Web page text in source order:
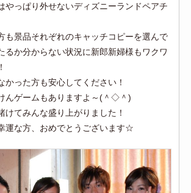
やっぱり外せないディズニーランドペアチ
も景品それぞれのキャッチコピーを選んで
るか分からない状況に新郎新婦様もワクワ
かった方も安心してください！
んゲームもありますよ～(＾◇＾)
けてみんな盛り上がりました！
運な方、おめでとうございます☆